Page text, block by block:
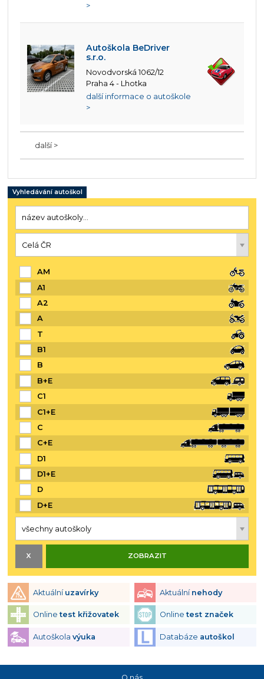
>
Autoškola BeDriver
s.r.o.
Novodvorská 1062/12
Praha 4 - Lhotka
další informace o autoškole
>
další >
Vyhledávání autoškol
AM
A1
A2
A
T
B1
B
B+E
C1
C1+E
C
C+E
D1
D1+E
D
D+E
Aktuální uzavírky Aktuální nehody
Onlinetest křižovatek Onlinetest značek
Autoškola výuka Databáze autoškol